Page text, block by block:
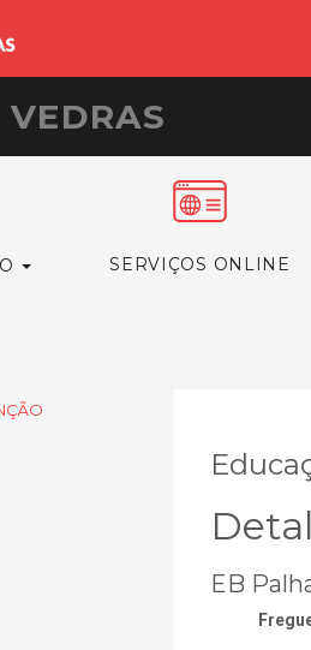
VEDRAS
SERVIÇOS ONLINE
EB